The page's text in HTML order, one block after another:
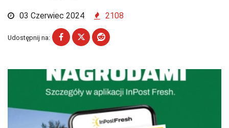
03 Czerwiec 2024 2108
Udostępnij na: